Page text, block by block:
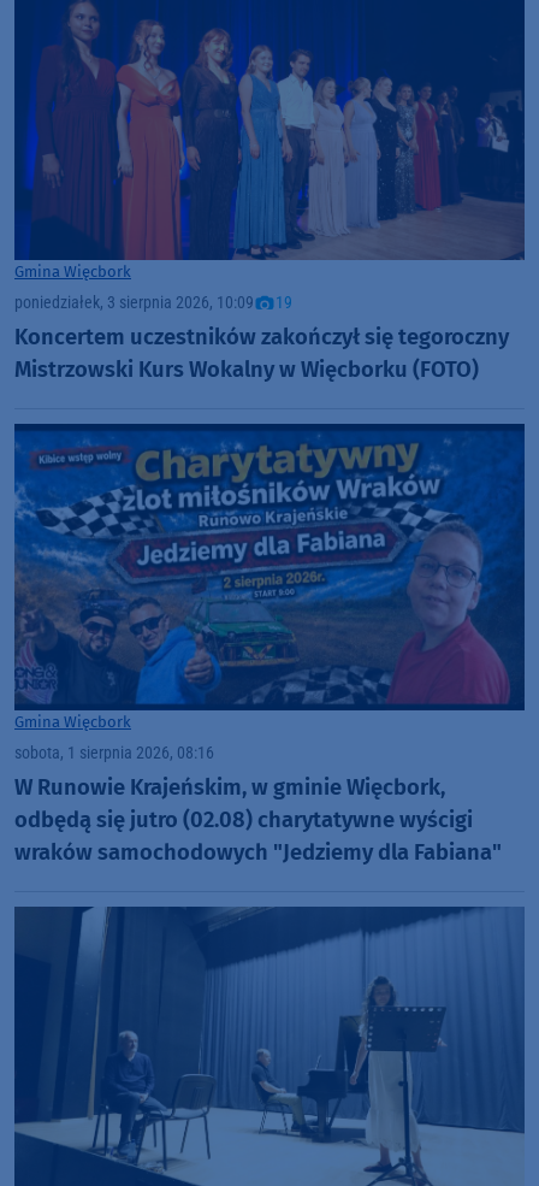
Gmina Więcbork
poniedziałek, 3 sierpnia 2026, 10:09 19
Koncertem uczestników zakończył się tegoroczny
Mistrzowski Kurs Wokalny w Więcborku (FOTO)
Gmina Więcbork
sobota, 1 sierpnia 2026, 08:16
W Runowie Krajeńskim, w gminie Więcbork,
odbędą się jutro (02.08) charytatywne wyścigi
wraków samochodowych "Jedziemy dla Fabiana"